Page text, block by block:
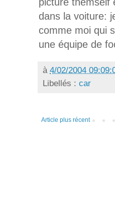
dans la voiture:
comme moi qui
une équipe de
à 4/02/2004
Libellés : car
Article plus récent